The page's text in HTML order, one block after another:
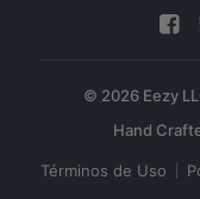
© 2026 Eezy
Términos de Uso